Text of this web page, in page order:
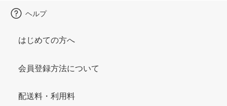
ヘルプ
はじめての方へ
会員登録方法について
配送料・利用料